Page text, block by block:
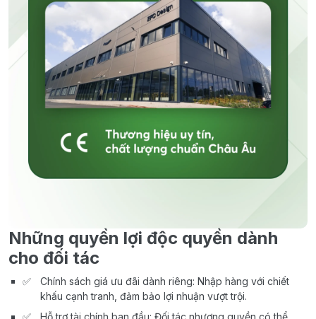
Những quyền lợi độc quyền dành
cho đối tác
Chính sách giá ưu đãi dành riêng: Nhập hàng với chiết
khấu cạnh tranh, đảm bảo lợi nhuận vượt trội.
Hỗ trợ tài chính ban đầu: Đối tác nhượng quyền có thể